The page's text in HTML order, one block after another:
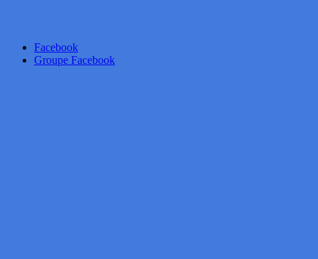
Facebook
Groupe Facebook